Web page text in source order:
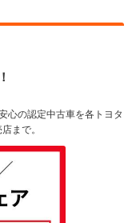
心の認定中古車を各トヨタ
まで。